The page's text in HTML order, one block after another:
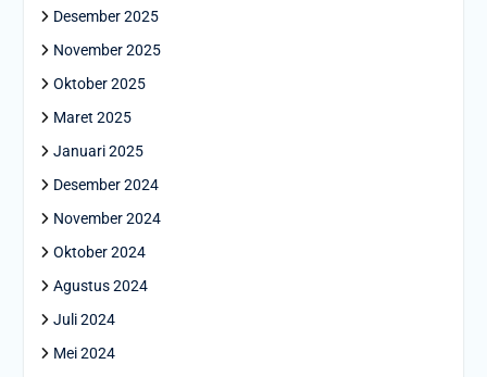
Desember 2025
November 2025
Oktober 2025
Maret 2025
Januari 2025
Desember 2024
November 2024
Oktober 2024
Agustus 2024
Juli 2024
Mei 2024